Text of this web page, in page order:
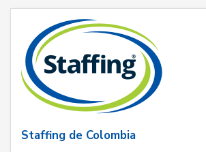
Staffing de Colombia